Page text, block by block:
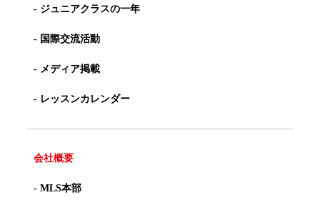
- ジュニアクラスの一年
- 国際交流活動
- メディア掲載
- レッスンカレンダー
会社概要
- MLS本部